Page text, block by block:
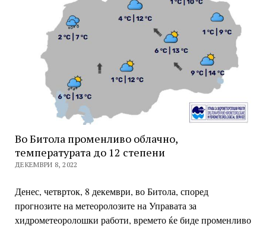
Во Битола променливо облачно,
температурата до 12 степени
ДЕКЕМВРИ 8, 2022
Денес, четврток, 8 декември, во Битола, според
прогнозите на метеоролозите на Управата за
хидрометеоролошки работи, времето ќе биде променливо